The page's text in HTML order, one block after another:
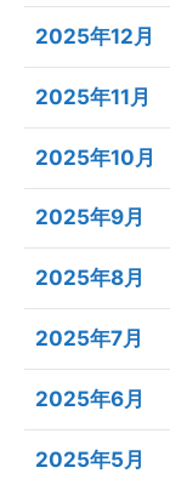
2025年12月
2025年11月
2025年10月
2025年9月
2025年8月
2025年7月
2025年6月
2025年5月